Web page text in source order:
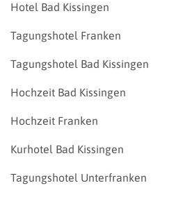
Hotel Bad Kissingen
Tagungshotel Franken
Tagungshotel Bad Kissingen
Hochzeit Bad Kissingen
Hochzeit Franken
Kurhotel Bad Kissingen
Tagungshotel Unterfranken